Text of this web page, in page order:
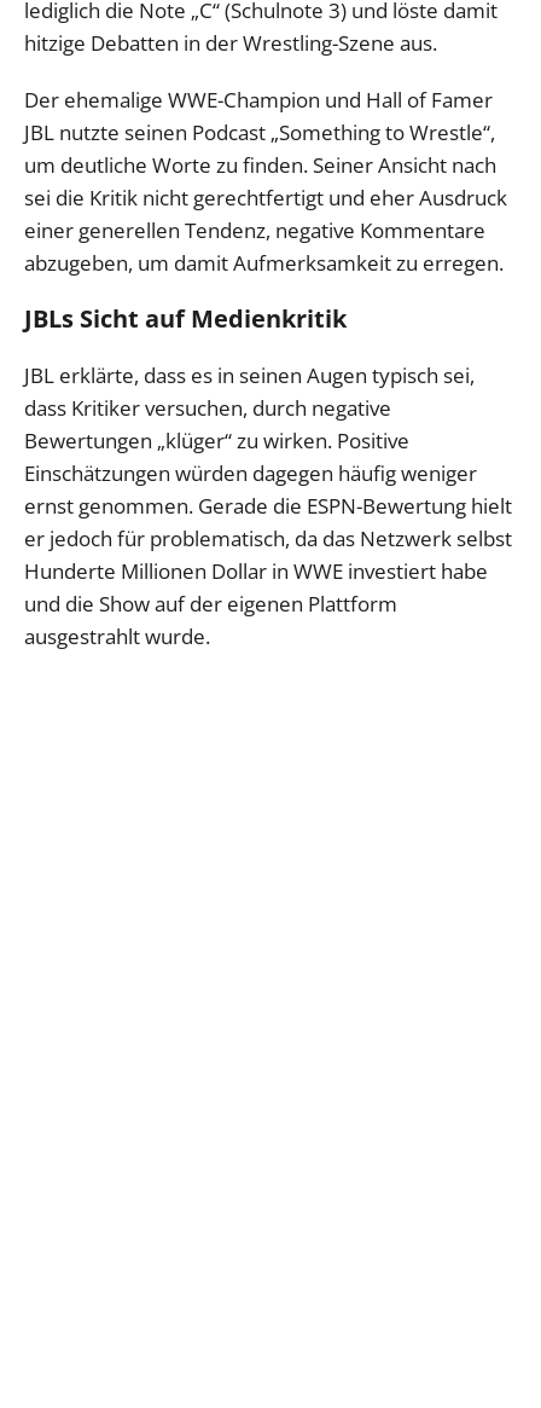
lediglich die Note „C“ (Schulnote 3) und löste damit
hitzige Debatten in der Wrestling-Szene aus.
Der ehemalige WWE-Champion und Hall of Famer
JBL nutzte seinen Podcast „Something to Wrestle“,
um deutliche Worte zu finden. Seiner Ansicht nach
sei die Kritik nicht gerechtfertigt und eher Ausdruck
einer generellen Tendenz, negative Kommentare
abzugeben, um damit Aufmerksamkeit zu erregen.
JBLs Sicht auf Medienkritik
JBL erklärte, dass es in seinen Augen typisch sei,
dass Kritiker versuchen, durch negative
Bewertungen „klüger“ zu wirken. Positive
Einschätzungen würden dagegen häufig weniger
ernst genommen. Gerade die ESPN-Bewertung hielt
er jedoch für problematisch, da das Netzwerk selbst
Hunderte Millionen Dollar in WWE investiert habe
und die Show auf der eigenen Plattform
ausgestrahlt wurde.